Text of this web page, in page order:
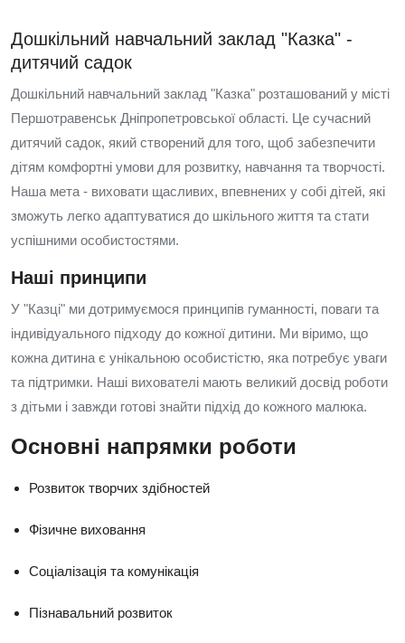
Дошкільний навчальний заклад "Казка" -
дитячий садок
Дошкільний навчальний заклад "Казка" розташований у місті
Першотравенськ Дніпропетровської області. Це сучасний
дитячий садок, який створений для того, щоб забезпечити
дітям комфортні умови для розвитку, навчання та творчості.
Наша мета - виховати щасливих, впевнених у собі дітей, які
зможуть легко адаптуватися до шкільного життя та стати
успішними особистостями.
Наші принципи
У "Казці" ми дотримуємося принципів гуманності, поваги та
індивідуального підходу до кожної дитини. Ми віримо, що
кожна дитина є унікальною особистістю, яка потребує уваги
та підтримки. Наші вихователі мають великий досвід роботи
з дітьми і завжди готові знайти підхід до кожного малюка.
Основні напрямки роботи
Розвиток творчих здібностей
Фізичне виховання
Соціалізація та комунікація
Пізнавальний розвиток